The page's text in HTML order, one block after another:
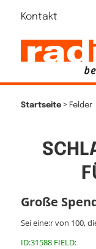
Kontakt
Startseite> Felder
Große
Sei eine:r von 100,
ID:31588 FIELD: